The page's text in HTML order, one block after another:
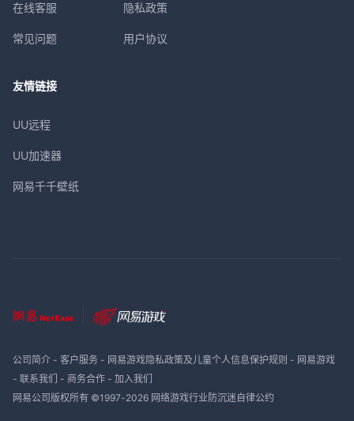
在线客服
常见问题
隐私政策
用户协议
友情链接
UU远程
UU加速器
网易千千壁纸
公司简介- 客户服务- 网易游戏隐私政策及儿童个人信息保护规则 - 网易游戏
- 联系我们 - 商务合作- 加入我们
网易公司版权所有 ©1997-2026 网络游戏行业防沉迷自律公约